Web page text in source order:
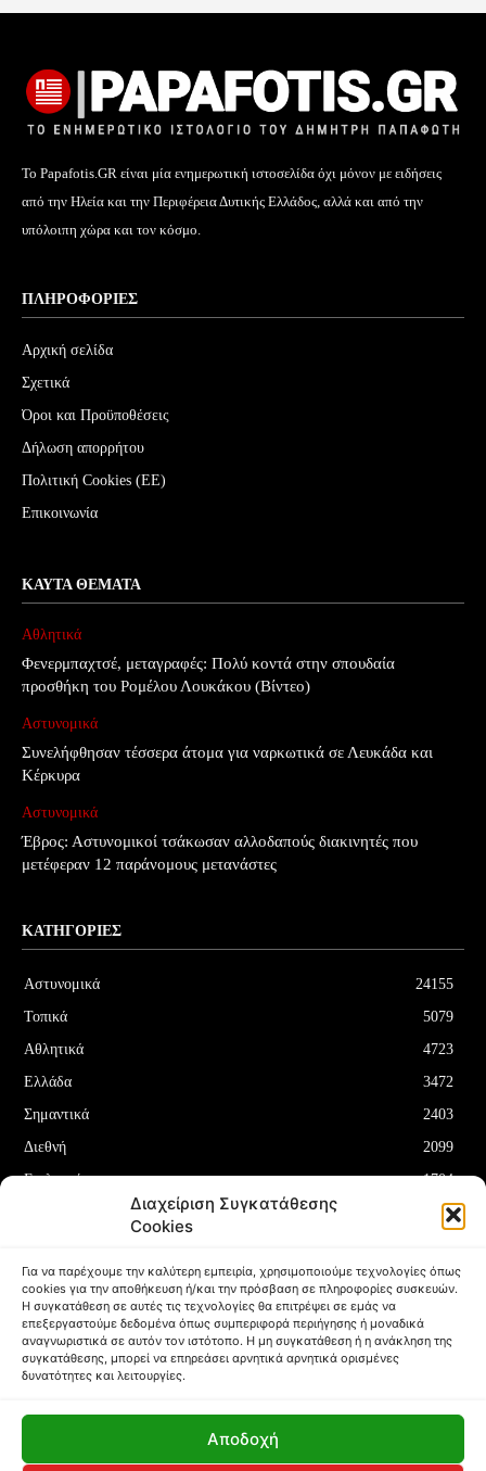
Διαχείριση Συγκατάθεσης
Cookies
Για να παρέχουμε την καλύτερη εμπειρία, χρησιμοποιούμε τεχνολογίες όπως
cookies για την αποθήκευση ή/και την πρόσβαση σε πληροφορίες συσκευών.
Η συγκατάθεση σε αυτές τις τεχνολογίες θα επιτρέψει σε εμάς να
επεξεργαστούμε δεδομένα όπως συμπεριφορά περιήγησης ή μοναδικά
αναγνωριστικά σε αυτόν τον ιστότοπο. Η μη συγκατάθεση ή η ανάκληση της
συγκατάθεσης, μπορεί να επηρεάσει αρνητικά αρνητικά ορισμένες
δυνατότητες και λειτουργίες.
Αποδοχή
Το Papafotis.GR είναι μία ενημερωτική ιστοσελίδα όχι μόνον με ειδήσεις
από την Ηλεία και την Περιφέρεια Δυτικής Ελλάδος, αλλά και από την
υπόλοιπη χώρα και τον κόσμο.
ΠΛΗΡΟΦΟΡΊΕΣ
Αρχική σελίδα
Σχετικά
Όροι και Προϋποθέσεις
Δήλωση απορρήτου
Πολιτική Cookies (ΕΕ)
Επικοινωνία
ΚΑΥΤΆ ΘΈΜΑΤΑ
Αθλητικά
Φενερμπαχτσέ, μεταγραφές: Πολύ κοντά στην σπουδαία
προσθήκη του Ρομέλου Λουκάκου (Βίντεο)
Αστυνομικά
Συνελήφθησαν τέσσερα άτομα για ναρκωτικά σε Λευκάδα και
Κέρκυρα
Αστυνομικά
Έβρος: Αστυνομικοί τσάκωσαν αλλοδαπούς διακινητές που
μετέφεραν 12 παράνομους μετανάστες
ΚΑΤΗΓΟΡΊΕΣ
Αστυνομικά
24155
Τοπικά
5079
Αθλητικά
4723
Ελλάδα
3472
Σημαντικά
2403
Διεθνή
2099
Επιλεγμένα
1704
1180
ΌΡΟΙ ΚΑΙ ΠΡΟΫΠΟΘΈΣΕΙΣ
ΠΟΛΙΤΙΚΉ COOKIES (ΕΕ)
Copyright © Papafotis.gr 2024